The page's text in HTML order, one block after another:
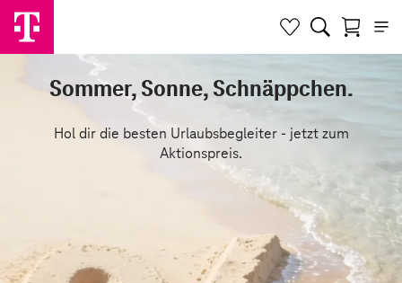
Sommer, Sonne, Schnäppchen.
Hol dir die besten Urlaubsbegleiter - jetzt zum
Aktionspreis.